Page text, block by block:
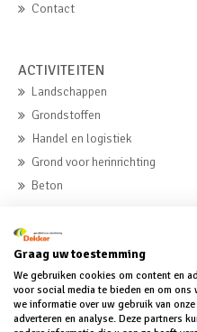
Contact
ACTIVITEITEN
Landschappen
Grondstoffen
Handel en logistiek
Grond voor herinrichting
Beton
MVO
MVO
MVO-verklaring
MVO-verslag
Graag uw toestemming
We gebruiken cookies om content en
voor social media te bieden en om ons
we informatie over uw gebruik van
adverteren en analyse. Deze partners